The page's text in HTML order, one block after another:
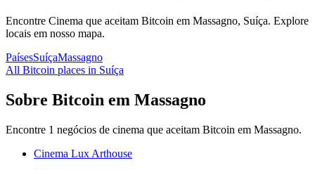
Encontre Cinema que aceitam Bitcoin em Massagno, Suíça. Explore
locais em nosso mapa.
PaísesSuíçaMassagno
All Bitcoin places in Suíça
Sobre Bitcoin em Massagno
Encontre 1 negócios de cinema que aceitam Bitcoin em Massagno.
Cinema Lux Arthouse